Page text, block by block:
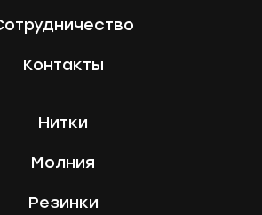
Контакты
Нитки
Молния
Резинки